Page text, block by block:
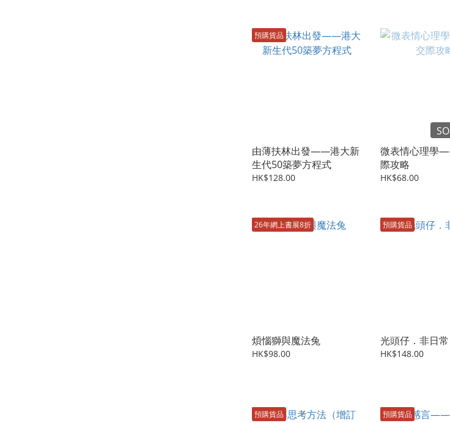
預購貨品
由薄扶林出發——港大新
生代50築夢方程式
HK$128.00
微表情心理學
際攻略
HK$68.00
26年網上書展8折
煩惱獅與魔法兔
HK$98.00
預購貨品
光頭仔．非日常
HK$148.00
預購貨品 預購貨品